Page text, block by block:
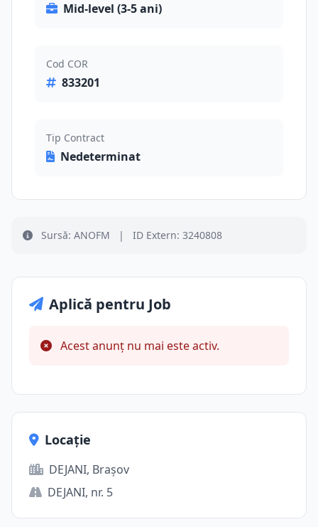
Mid-level (3-5 ani)
Cod COR
833201
Tip Contract
Nedeterminat
Sursă: ANOFM | ID Extern: 3240808
Aplică pentru Job
Acest anunț nu mai este activ.
Locație
DEJANI, Brașov
DEJANI, nr. 5